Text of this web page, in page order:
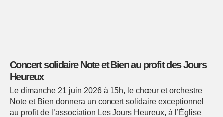
Concert solidaire Note et Bien au profit des Jours
Heureux
Le dimanche 21 juin 2026 à 15h, le chœur et orchestre
Note et Bien donnera un concert solidaire exceptionnel
au profit de l’association Les Jours Heureux, à l’Église